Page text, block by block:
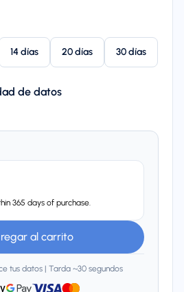
14 días 20 días 30 días
de datos
365 days of purchase.
al carrito
tus datos | Tarda ~30 segundos